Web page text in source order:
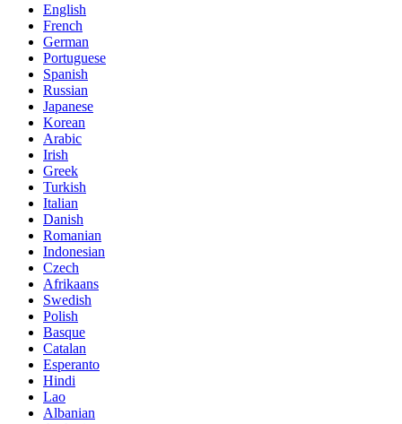
English
French
German
Portuguese
Spanish
Russian
Japanese
Korean
Arabic
Irish
Greek
Turkish
Italian
Danish
Romanian
Indonesian
Czech
Afrikaans
Swedish
Polish
Basque
Catalan
Esperanto
Hindi
Lao
Albanian